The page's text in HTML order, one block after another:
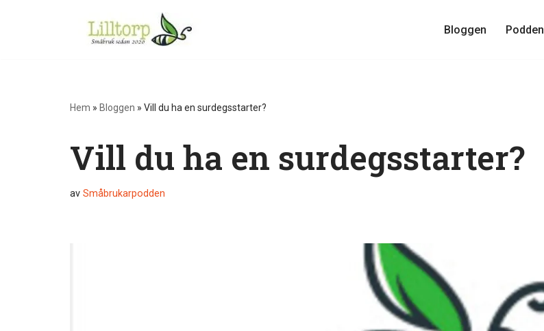
Bloggen Podden
Hem » Bloggen » Vill du ha en surdegsstarter?
Vill du ha en surdegsstarter?
av Småbrukarpodden